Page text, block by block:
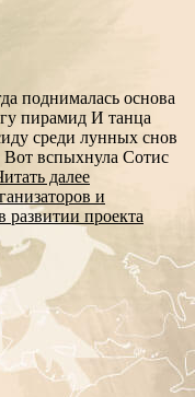
поднималась основа
пирамид И танца
среди лунных снов
вспыхнула Сотис
далее
и
развитии проекта